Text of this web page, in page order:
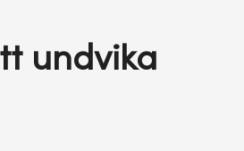
undvika